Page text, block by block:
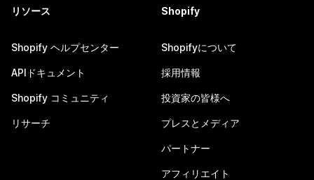
リソース
Shopify ヘルプセンター
APIドキュメント
Shopify コミュニティ
リサーチ
Shopify
Shopifyについて
採用情報
投資家の皆様へ
プレスとメディア
パートナー
アフィリエイト